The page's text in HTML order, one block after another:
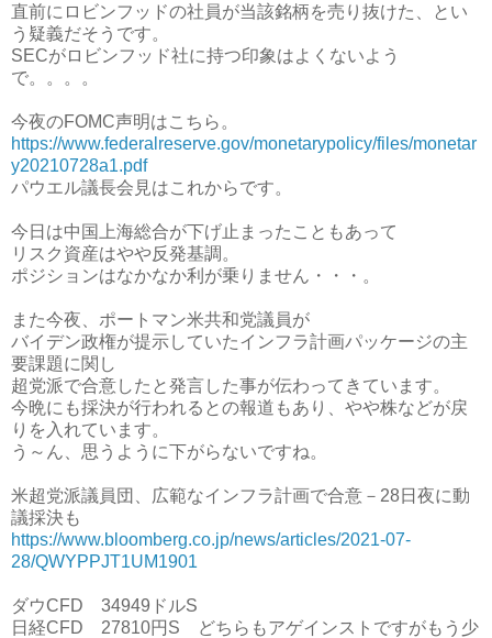
直前にロビンフッドの社員が当該銘柄を売り抜けた、とい
う疑義だそうです。
SECがロビンフッド社に持つ印象はよくないよう
で。。。。
今夜のFOMC声明はこちら。
https://www.federalreserve.gov/monetarypolicy/files/monetar
y20210728a1.pdf
パウエル議長会見はこれからです。
今日は中国上海総合が下げ止まったこともあって
リスク資産はやや反発基調。
ポジションはなかなか利が乗りません・・・。
また今夜、ポートマン米共和党議員が
バイデン政権が提示していたインフラ計画パッケージの主
要課題に関し
超党派で合意したと発言した事が伝わってきています。
今晩にも採決が行われるとの報道もあり、やや株などが戻
りを入れています。
う～ん、思うように下がらないですね。
米超党派議員団、広範なインフラ計画で合意－28日夜に動
議採決も
https://www.bloomberg.co.jp/news/articles/2021-07-
28/QWYPPJT1UM1901
ダウCFD 34949ドルS
日経CFD 27810円S どちらもアゲインストですがもう少